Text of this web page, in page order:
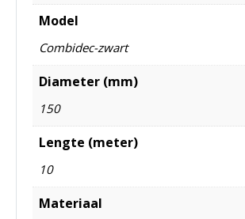
Model
Combidec-zwart
Diameter (mm)
150
Lengte (meter)
10
Materiaal